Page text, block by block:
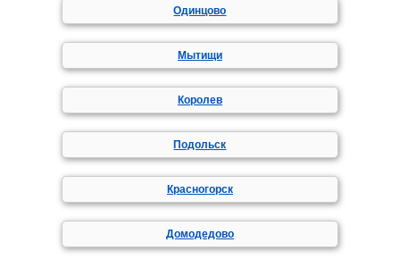
Одинцово
Мытищи
Королев
Подольск
Красногорск
Домодедово